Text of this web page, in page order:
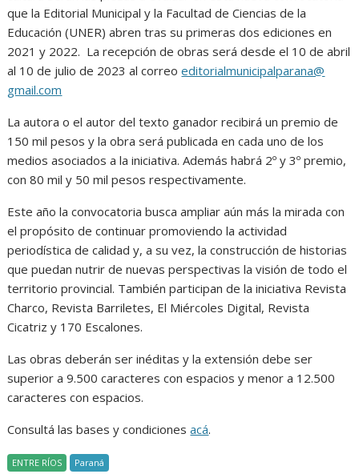
que la Editorial Municipal y la Facultad de Ciencias de la
Educación (UNER) abren tras su primeras dos ediciones en
2021 y 2022. La recepción de obras será desde el 10 de abril
al 10 de julio de 2023 al correoeditorialmunicipalparana@
gmail.com
La autora o el autor del texto ganador recibirá un premio de
150 mil pesos y la obra será publicada en cada uno de los
medios asociados a la iniciativa. Además habrá 2º y 3º premio,
con 80 mil y 50 mil pesos respectivamente.
Este año la convocatoria busca ampliar aún más la mirada con
el propósito de continuar promoviendo la actividad
periodística de calidad y, a su vez, la construcción de historias
que puedan nutrir de nuevas perspectivas la visión de todo el
territorio provincial. También participan de la iniciativa Revista
Charco, Revista Barriletes, El Miércoles Digital, Revista
Cicatriz y 170 Escalones.
Las obras deberán ser inéditas y la extensión debe ser
superior a 9.500 caracteres con espacios y menor a 12.500
caracteres con espacios.
Consultá las bases y condicionesacá.
ENTRE RÍOS Paraná